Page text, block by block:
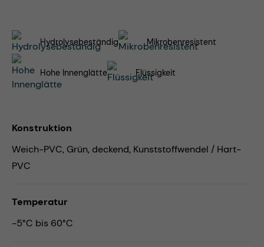
Hydrolysebeständig Mikrobenresistent
Hohe Innenglätte Flüssigkeit
Konstruktion
Weich-PVC, Grün, deckend, Kunststoffwendel / Hart-
PVC
Temperatur
-5°C bis 60°C